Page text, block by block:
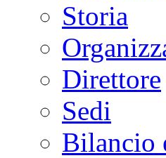
Storia
Direttore
Sedi
Bilancio